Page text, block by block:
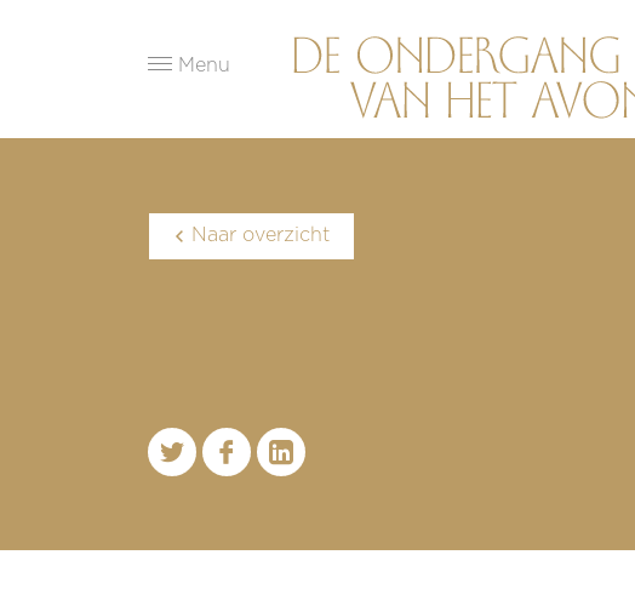
Menu
Naar overzicht